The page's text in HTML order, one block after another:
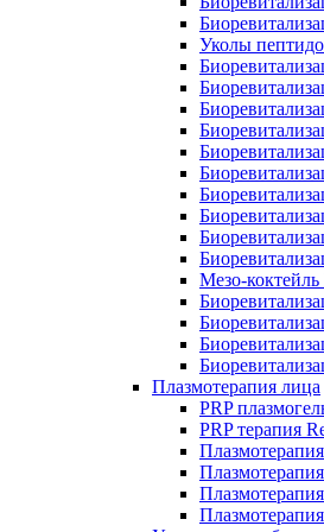
Уколы
Мезо-
Плазмотерапия лица
PRP
PRP терапия